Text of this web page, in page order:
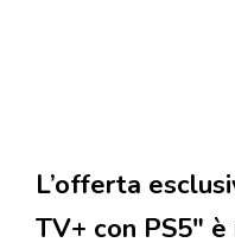
L’offerta
TV+ con PS5"